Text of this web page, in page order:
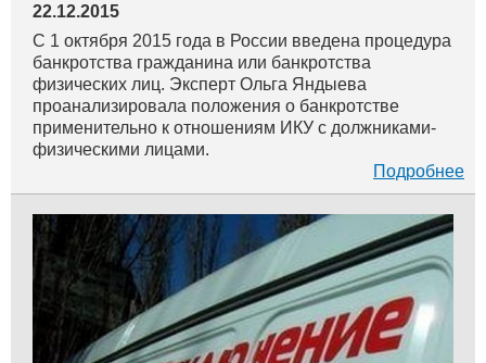
22.12.2015
С 1 октября 2015 года в России введена процедура
банкротства гражданина или банкротства
физических лиц. Эксперт Ольга Яндыева
проанализировала положения о банкротстве
применительно к отношениям ИКУ с должниками-
физическими лицами.
Подробнее